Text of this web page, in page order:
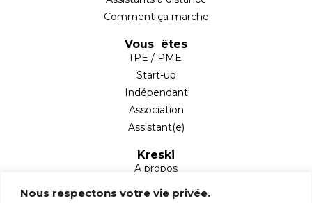
Nous respectons votre vie privée.
Comment ça marche
Vous êtes
TPE / PME
Start-up
Indépendant
Association
Assistant(e)
Kreski
A propos
Partenaires